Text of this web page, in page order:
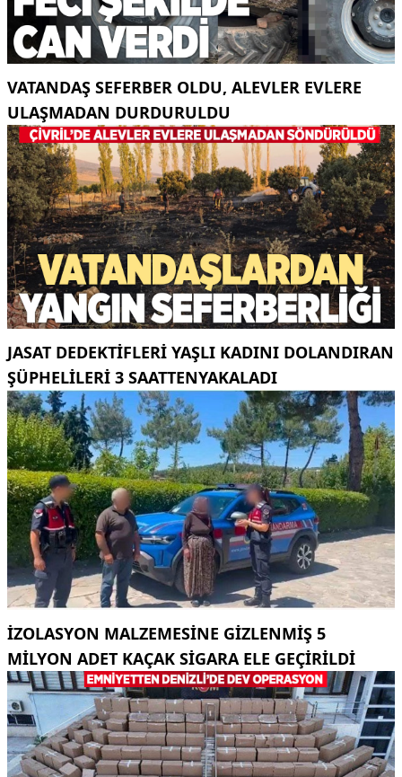
VATANDAŞ SEFERBER OLDU, ALEVLER EVLERE
ULAŞMADAN DURDURULDU
JASAT DEDEKTIFLERI YAŞLI KADINI DOLANDIRAN
ŞÜPHELILERI 3 SAATTENYAKALADI
İZOLASYON MALZEMESINE GIZLENMIŞ 5
MILYON ADET KAÇAK SIGARA ELE GEÇIRILDI